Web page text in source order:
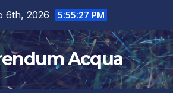
6th, 2026 5:55:27 PM
Acqua